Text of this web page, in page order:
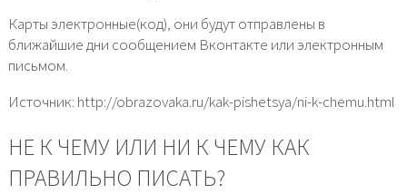
Карты электронные(код), они будут отправлены в
ближайшие дни сообщением Вконтакте или электронным
письмом.
Источник: http://obrazovaka.ru/kak-pishetsya/ni-k-chemu.html
НЕ К ЧЕМУ ИЛИ НИ К ЧЕМУ КАК
ПРАВИЛЬНО ПИСАТЬ?